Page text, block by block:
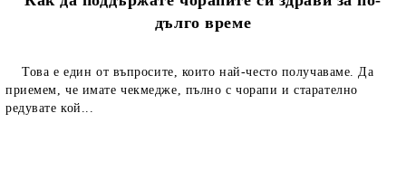
дълго време
Това е един от въпросите, които най-често получаваме. Да
приемем, че имате чекмедже, пълно с чорапи и старателно
редувате кой...